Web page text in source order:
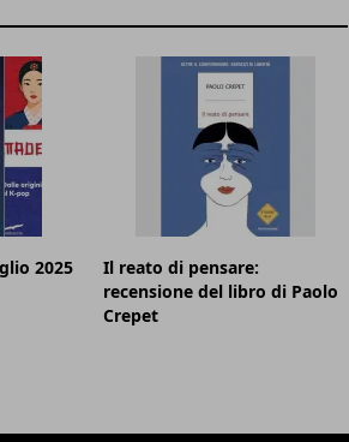
2025
Il reato di pensare:
recensione del libro di Paolo
Crepet